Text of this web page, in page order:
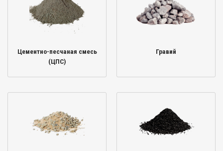
Цементно-песчаная смесь
(ЦПС)
Гравий